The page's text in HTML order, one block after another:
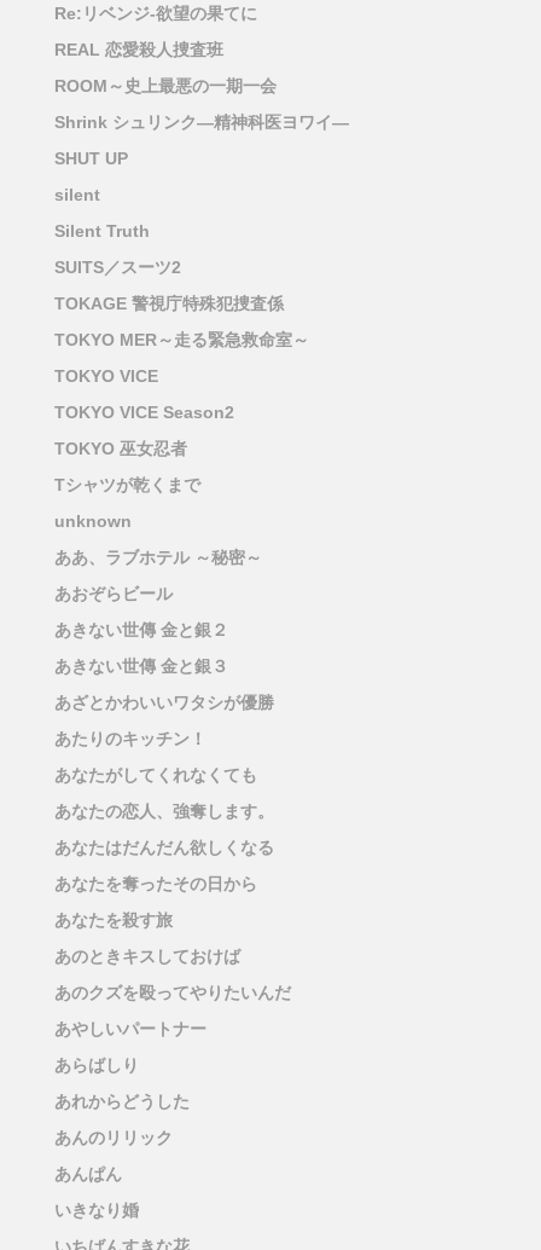
Re:リベンジ-欲望の果てに
REAL 恋愛殺人捜査班
ROOM～史上最悪の一期一会
Shrink シュリンク―精神科医ヨワイ―
SHUT UP
silent
Silent Truth
SUITS／スーツ2
TOKAGE 警視庁特殊犯捜査係
TOKYO MER～走る緊急救命室～
TOKYO VICE
TOKYO VICE Season2
TOKYO 巫女忍者
Tシャツが乾くまで
unknown
ああ、ラブホテル ～秘密～
あおぞらビール
あきない世傳 金と銀２
あきない世傳 金と銀３
あざとかわいいワタシが優勝
あたりのキッチン！
あなたがしてくれなくても
あなたの恋人、強奪します。
あなたはだんだん欲しくなる
あなたを奪ったその日から
あなたを殺す旅
あのときキスしておけば
あのクズを殴ってやりたいんだ
あやしいパートナー
あらばしり
あれからどうした
あんのリリック
あんぱん
いきなり婚